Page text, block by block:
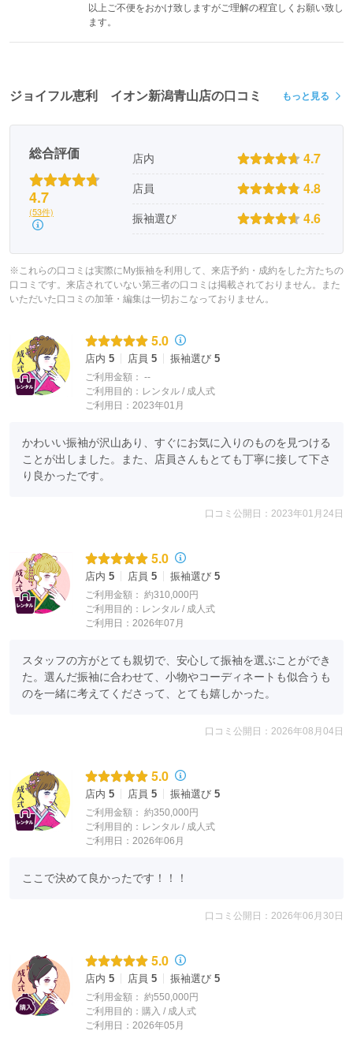
以上ご不便をおかけ致しますがご理解の程宜しくお願い致し
ます。
ジョイフル恵利 イオン新潟青山店の口コミ もっと見る
総合評価
4.7
(53件)
店内 4.7
店員 4.8
振袖選び 4.6
※これらの口コミは実際にMy振袖を利用して、来店予約・成約をした方たちの
口コミです。来店されていない第三者の口コミは掲載されておりません。また
いただいた口コミの加筆・編集は一切おこなっておりません。
5.0
店内 5 店員 5 振袖選び 5
ご利用金額： --
ご利用目的： レンタル / 成人式
ご利用日：2023年01月
かわいい振袖が沢山あり、すぐにお気に入りのものを見つける
ことが出しました。また、店員さんもとても丁寧に接して下さ
り良かったです。
口コミ公開日：2023年01月24日
5.0
店内 5 店員 5 振袖選び 5
ご利用金額： 約310,000円
ご利用目的： レンタル / 成人式
ご利用日：2026年07月
スタッフの方がとても親切で、安心して振袖を選ぶことができ
た。選んだ振袖に合わせて、小物やコーディネートも似合うも
のを一緒に考えてくださって、とても嬉しかった。
口コミ公開日：2026年08月04日
5.0
店内 5 店員 5 振袖選び 5
ご利用金額： 約350,000円
ご利用目的： レンタル / 成人式
ご利用日：2026年06月
ここで決めて良かったです！！！
口コミ公開日：2026年06月30日
5.0
店内 5 店員 5 振袖選び 5
ご利用金額： 約550,000円
ご利用目的： 購入 / 成人式
ご利用日：2026年05月